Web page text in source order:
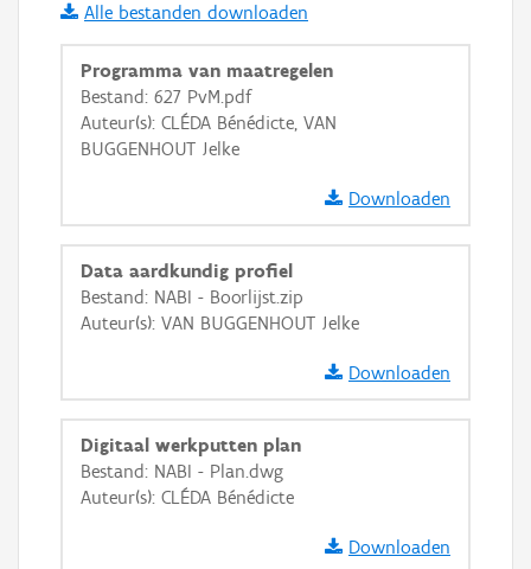
i
+ −
Basis Lagen
Ortho
GRB-Basiskaart in grijswaarden
Alle bestanden downloaden
Programma van maatregelen
Bestand: 627 PvM.pdf
Auteur(s): CLÉDA Bénédicte, VAN
BUGGENHOUT Jelke
Downloaden
Data aardkundig profiel
Bestand: NABI - Boorlijst.zip
Auteur(s): VAN BUGGENHOUT Jelke
Downloaden
Digitaal werkputten plan
Bestand: NABI - Plan.dwg
Auteur(s): CLÉDA Bénédicte
Downloaden